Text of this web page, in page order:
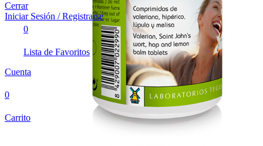
Cerrar
Iniciar Sesión / Registrarse
0
Lista de Favoritos
Cuenta
0
Carrito